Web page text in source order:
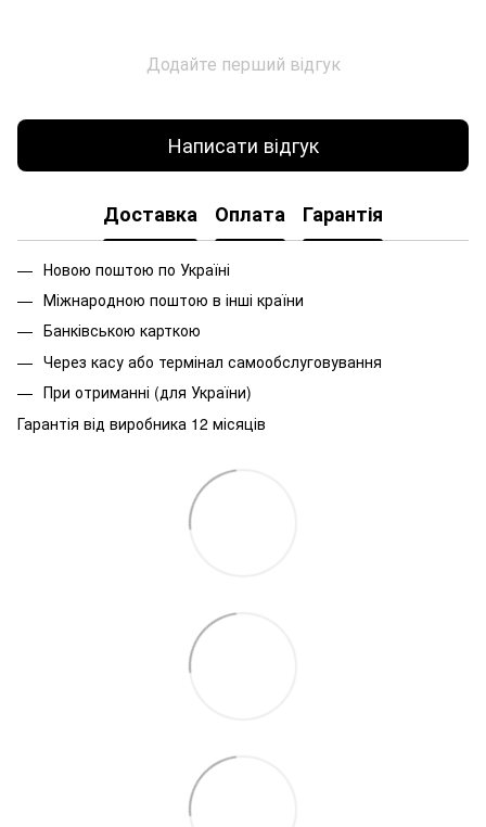
Додайте перший відгук
Написати відгук
Доставка Оплата Гарантія
Новою поштою по Україні
Міжнародною поштою в інші країни
Банківською карткою
Через касу або термінал самообслуговування
При отриманні (для України)
Гарантія від виробника 12 місяців